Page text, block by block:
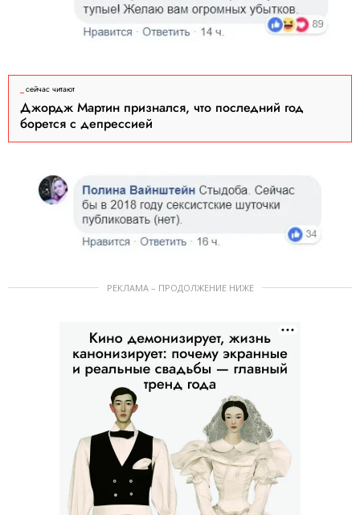
сейчас читают
Джордж Мартин признался, что последний год
борется с депрессией
РЕКЛАМА – ПРОДОЛЖЕНИЕ НИЖЕ